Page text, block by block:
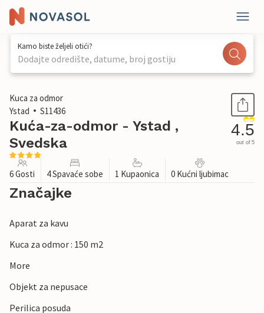
Kamo biste željeli otići?
Dodajte odredište, datume, broj gostiju
1 / 22
Kuca za odmor
Ystad
S11436
Kuća-za-odmor - Ystad ,
Svedska
4.5
out of 5
6 Gosti 4 Spavaće sobe 1 Kupaonica 0 Kućni ljubimac
Značajke
Aparat za kavu
Kuca za odmor : 150 m2
More
Objekt za nepusace
Perilica posuda